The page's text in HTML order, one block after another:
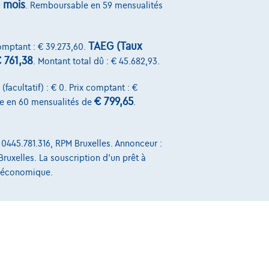
mois . Remboursable en 59 mensualités
: € 39.273,60. TAEG (Taux
761,38 . Montant total dû : € 45.682,93.
: € 0. Prix comptant : €
en 60 mensualités de € 799,65.
RPM Bruxelles. Annonceur :
La souscription d'un prêt à
Sur Nous
Devenez client